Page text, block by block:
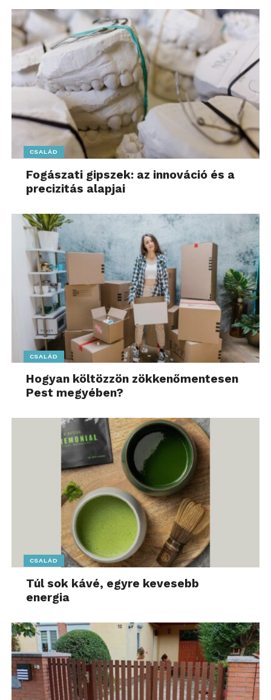
CSALÁD
Fogászati gipszek: az innováció és a
precizitás alapjai
CSALÁD
Hogyan költözzön zökkenőmentesen
Pest megyében?
CSALÁD
Túl sok kávé, egyre kevesebb
energia